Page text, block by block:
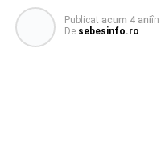
Publicat acum 4 aniîn
De sebesinfo.ro